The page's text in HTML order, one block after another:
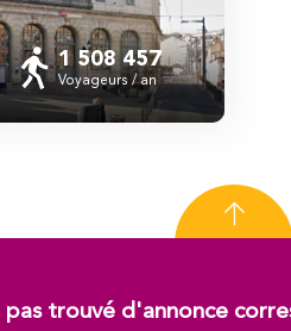
1 508 457
Voyageurs / an
pas trouvé d'annonce